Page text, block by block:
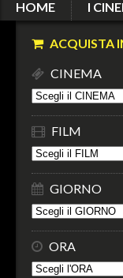
HOME I
ACQUISTA
CINEMA
FILM
GIORNO
ORA